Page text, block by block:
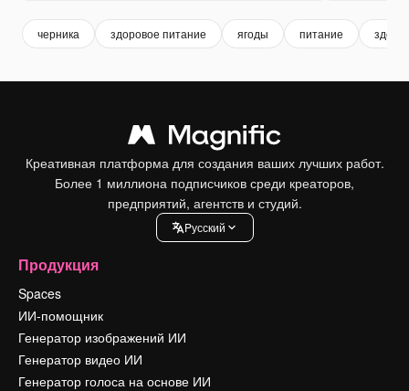
черника здоровое питание ягоды питание
Креативная платформа для создания ваших лучших работ.
Более 1 миллиона подписчиков среди креаторов,
предприятий, агентств и студий.
Pусский
Продукция
Spaces
ИИ-помощник
Генератор изображений ИИ
Генератор видео ИИ
Генератор голоса на основе ИИ